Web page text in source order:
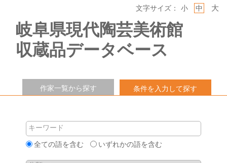
岐阜県現代陶芸美術館
収蔵品データベース
文字サイズ： 小 中 大
条件を入力して探す
作家一覧から探す
キーワード
全ての語を含む いずれかの語を含む